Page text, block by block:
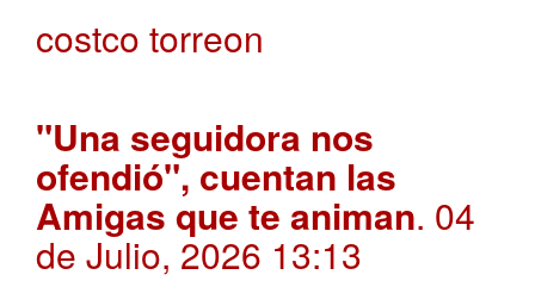
costco torreon
"Una seguidora nos
ofendió", cuentan las
Amigas que te animan. 04
de Julio, 2026 13:13